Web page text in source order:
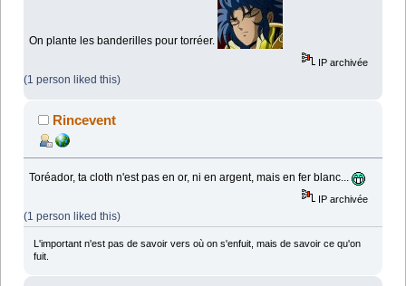
On plante les banderilles pour torréer.
IP archivée
(1 person liked this)
Rincevent
Toréador, ta cloth n'est pas en or, ni en argent, mais en fer blanc...
IP archivée
(1 person liked this)
L'important n'est pas de savoir vers où on s'enfuit, mais de savoir ce qu'on
fuit.